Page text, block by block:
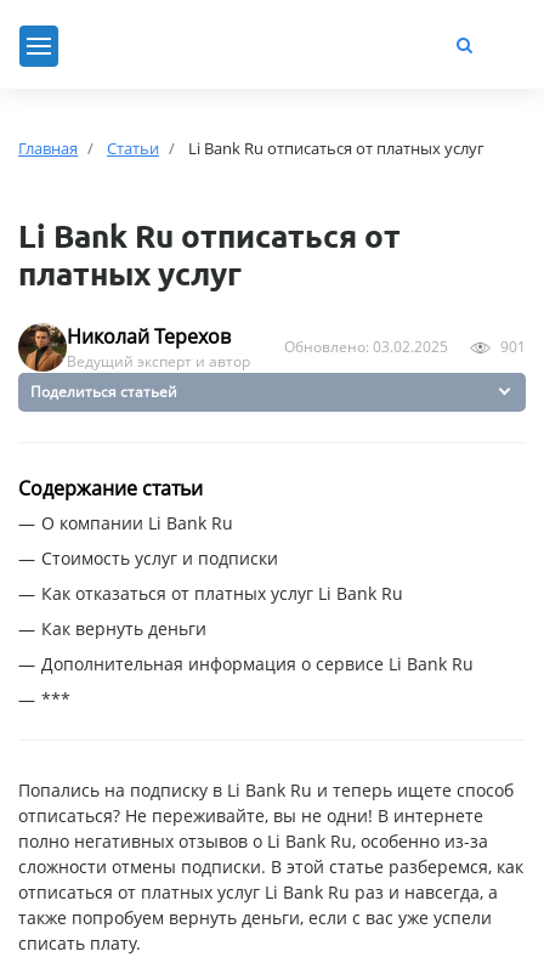
Главная Статьи Li Bank Ru отписаться от платных услуг
Li Bank Ru отписаться от
платных услуг
Николай Терехов
Ведущий эксперт и автор
Обновлено: 03.02.2025 901
Поделиться статьей
Содержание статьи
О компании Li Bank Ru
Стоимость услуг и подписки
Как отказаться от платных услуг Li Bank Ru
Как вернуть деньги
Дополнительная информация о сервисе Li Bank Ru
***
Попались на подписку в Li Bank Ru и теперь ищете способ
отписаться? Не переживайте, вы не одни! В интернете
полно негативных отзывов о Li Bank Ru, особенно из-за
сложности отмены подписки. В этой статье разберемся, как
отписаться от платных услуг Li Bank Ru раз и навсегда, а
также попробуем вернуть деньги, если с вас уже успели
списать плату.